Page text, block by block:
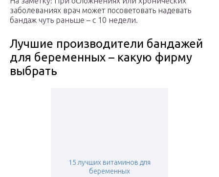
заболеваниях врач может посоветовать надевать
бандаж чуть раньше – с 10 недели.
Лучшие производители бандажей
для беременных – какую фирму
выбрать
15 лучших витаминов для
беременных